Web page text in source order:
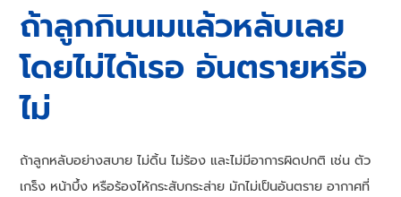
ถ้าลูกกินนมแล้วหลับเลย
โดยไม่ได้เรอ อันตรายหรือ
ไม่
ถ้าลูกหลับอย่างสบาย ไม่ดิ้น ไม่ร้อง และไม่มีอาการผิดปกติ เช่น ตัว
เกร็ง หน้าบึ้ง หรือร้องไห้กระสับกระส่าย มักไม่เป็นอันตราย อากาศที่